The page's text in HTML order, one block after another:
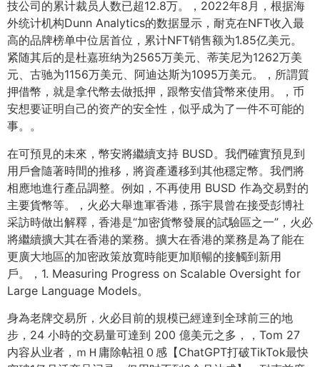
技公司的累计裁员人数已超12.8万。，2022年8月，根据海
外统计机构Dunn Analytics的数据显示，耐克在NFT收入最
高的品牌榜单中位居首位，累计NFT销售额为1.85亿美元。
紧随其后的是杜嘉班纳为2565万美元、蒂芙尼为1262万美
元、古驰为1156万美元、阿迪达斯为1095万美元。，所謂質
押借幣，就是拿代幣去做抵押，跟幣安借貸幣來使用。，币
安想要证明自己的资产的安全性，似乎成为了一件不可能的
事。。
在可預見的未來，幣安將繼續支持 BUSD。我們確實預見到
用戶會隨著時間的推移，將資產遷移到其他穩定幣。我們將
相應地進行產品調整。例如，不再使用 BUSD 作為交易對的
主要貨幣等。，火必大舉進軍香港，孫宇晨曾在接受彭博社
采訪時做出解釋，香港是“加密貨幣發展的試驗區之一”，火必
將繼續擴大其在香港的業務。擴大在香港的業務是為了能在
更廣大地區的加密政策放寬時能更加順暢的接觸到新用
戶。，1. Measuring Progress on Scalable Oversight for
Large Language Models。
身為老牌交易所，火必目前的規模已經達到全球前三的地
步，24 小時的交易量可達到 200 億美元之多，，Tom 27
内容从业者，ｍＨ庸除帖祖０感【ChatGPT打破TikTok最快